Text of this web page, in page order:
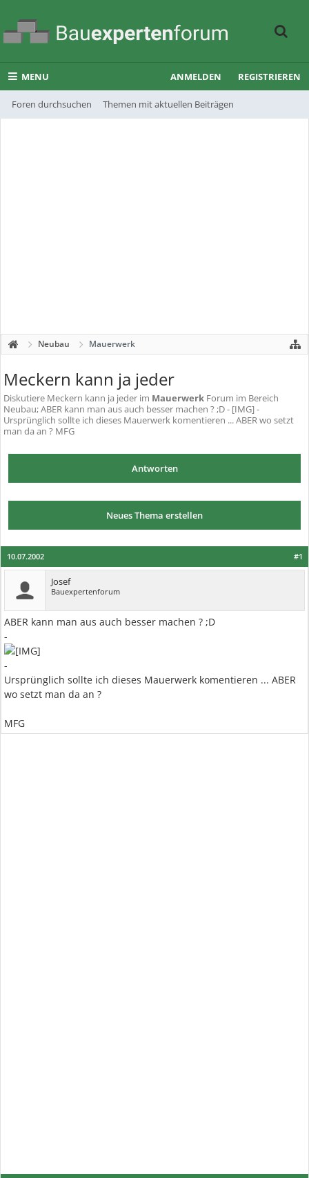
MENU
Foren durchsuchen Themen mit aktuellen Beiträgen
ANMELDEN REGISTRIEREN
Neubau Mauerwerk
Meckern kann ja jeder
Diskutiere Meckern kann ja jeder im Mauerwerk Forum im Bereich
Neubau; ABER kann man aus auch besser machen ? ;D - [IMG] -
Ursprünglich sollte ich dieses Mauerwerk komentieren ... ABER wo setzt
man da an ? MFG
Antworten
Neues Thema erstellen
#1
10.07.2002
Josef
Bauexpertenforum
ABER kann man aus auch besser machen ? ;D
-
-
Ursprünglich sollte ich dieses Mauerwerk komentieren ... ABER
wo setzt man da an ?
MFG